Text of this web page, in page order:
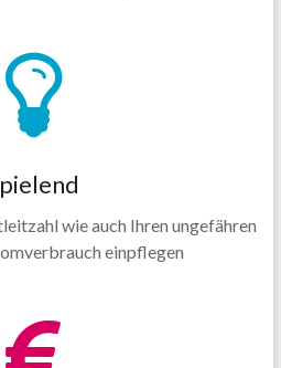
wie auch Ihren ungefähren
einpflegen